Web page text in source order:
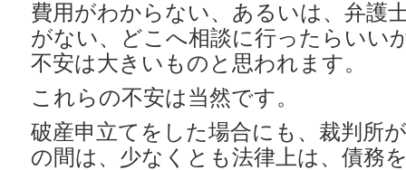
費用がわからない、あるいは、弁護
がない、どこへ相談に行ったらいい
不安は大きいものと思われます。
これらの不安は当然です。
破産申立てをした場合にも、裁判所
の間は、少なくとも法律上は、債務